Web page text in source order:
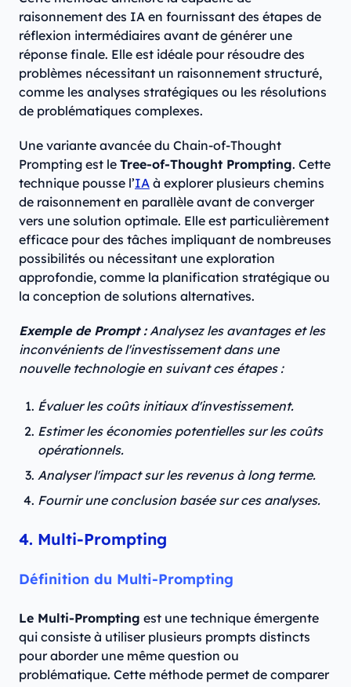
raisonnement des IA en fournissant des étapes de
réflexion intermédiaires avant de générer une
réponse finale. Elle est idéale pour résoudre des
problèmes nécessitant un raisonnement structuré,
comme les analyses stratégiques ou les résolutions
de problématiques complexes.
Une variante avancée du Chain-of-Thought
Prompting est le Tree-of-Thought Prompting. Cette
technique pousse l’IA à explorer plusieurs chemins
de raisonnement en parallèle avant de converger
vers une solution optimale. Elle est particulièrement
efficace pour des tâches impliquant de nombreuses
possibilités ou nécessitant une exploration
approfondie, comme la planification stratégique ou
la conception de solutions alternatives.
Exemple de Prompt :Analysez les avantages et les
inconvénients de l'investissement dans une
nouvelle technologie en suivant ces étapes :
Évaluer les coûts initiaux d'investissement.
Estimer les économies potentielles sur les coûts
opérationnels.
Analyser l'impact sur les revenus à long terme.
Fournir une conclusion basée sur ces analyses.
4. Multi-Prompting
Définition du Multi-Prompting
Le Multi-Prompting est une technique émergente
qui consiste à utiliser plusieurs prompts distincts
pour aborder une même question ou
problématique. Cette méthode permet de comparer